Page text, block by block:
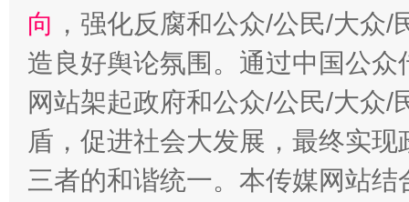
向 ，强化反腐和公众/公民/大众
造良好舆论氛围。通过中国公
网站架起政府和公众/公民/大众
盾，促进社会大发展，最终实
三者的和谐统一。本传媒网站